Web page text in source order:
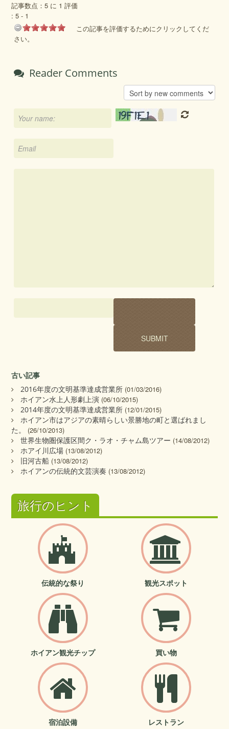
記事数点：5 に 1 評価
:5 - 1
この記事を評価するためにクリックしてくだ
さい。
Reader Comments
古い記事
2016年度の文明基準達成営業所 (01/03/2016)
ホイアン水上人形劇上演 (06/10/2015)
2014年度の文明基準達成営業所 (12/01/2015)
ホイアン市はアジアの素晴らしい景勝地の町と選ばれまし
た。
(26/10/2013)
世界生物圏保護区間ク・ラオ・チャム島ツアー (14/08/2012)
ホアイ川広場 (13/08/2012)
旧河古船 (13/08/2012)
ホイアンの伝統的文芸演奏 (13/08/2012)
旅行のヒント
伝統的な祭り 観光スポット
ホイアン観光チップ 買い物
宿泊設備 レストラン